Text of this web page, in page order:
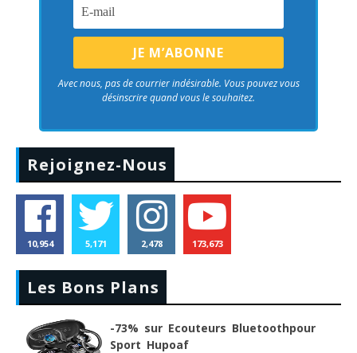
Avec nous, pas de courrier indésirable. Vous pouvez vous
désinscrire quand vous le souhaitez.
Rejoignez-Nous
10,954 5,171 2,478 173,673
Les Bons Plans
-73% sur Ecouteurs Bluetoothpour
Sport Hupoaf